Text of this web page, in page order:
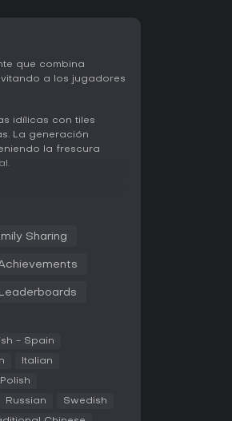
que combina
a los jugadores
idílicas con tiles
La generación
la frescura
bosques o
campos de grano,
a largo plazo
equilibrando
puntuaciones
Sharing
- Spain
Italian
Polish
Russian Swedish